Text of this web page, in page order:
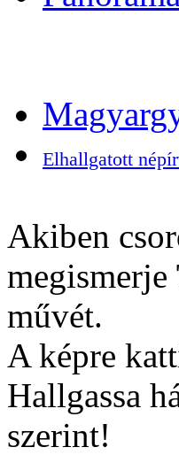
Elhallgatott
Akiben
megismerje
művét.
A képre
Hallgassa
szerint!